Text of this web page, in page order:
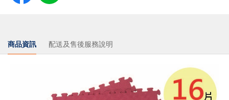
商品資訊 配送及售後服務說明